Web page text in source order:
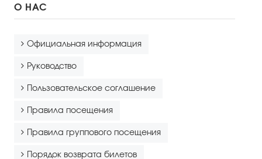
О НАС
Официальная информация
Руководство
Пользовательское соглашение
Правила посещения
Правила группового посещения
Порядок возврата билетов